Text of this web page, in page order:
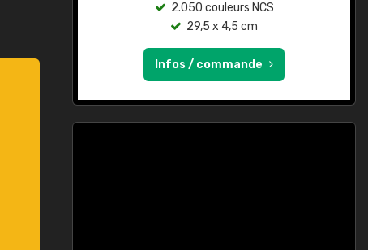
2.050 couleurs NCS
29,5 x 4,5 cm
Infos / commande